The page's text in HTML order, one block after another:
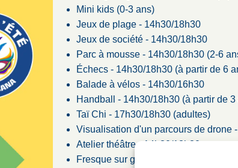
Mini kids (0-3 ans)
Jeux de plage - 14h30/18h30
Jeux de société - 14h30/18h30
Parc à mousse - 14h30/18h30 (2-6
Échecs - 14h30/18h30 (à partir de 6
Balade à vélos - 14h30/16h30
Handball - 14h30/18h30 (à partir de 3
Taï Chi - 17h30/18h30 (adultes)
Visualisation d'un parcours de drone
Atelier théâtre - 14h30/18h30
Fresque sur garage - 14h30/18h30